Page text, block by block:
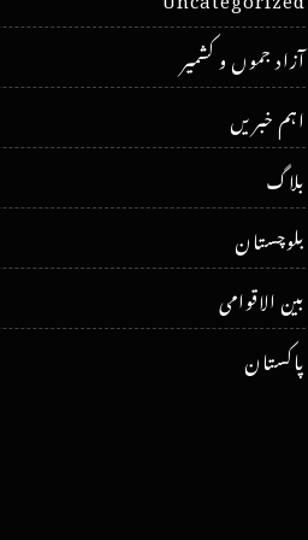
آزاد جموں و کشمیر
اہم خبریں
بلاگ
بلوچستان
بین الاقوامی
پاکستان